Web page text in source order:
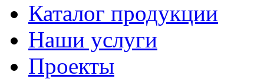
Каталог продукции
Наши услуги
Проекты